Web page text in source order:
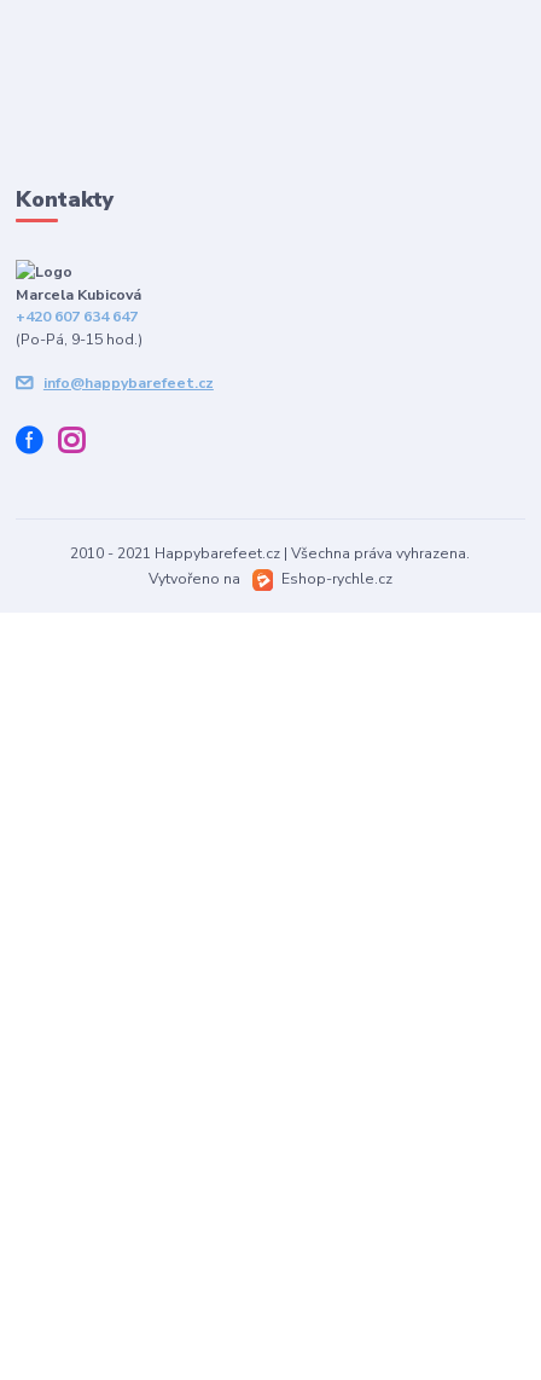
Kontakty
Marcela Kubicová
+420 607 634 647
(Po-Pá, 9-15 hod.)
info@happybarefeet.cz
2010 - 2021 Happybarefeet.cz | Všechna práva vyhrazena.
Vytvořeno na
Eshop-rychle.cz